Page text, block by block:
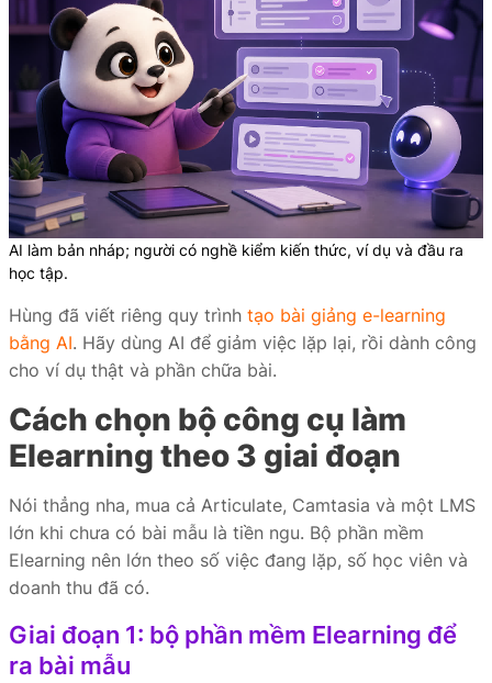
AI làm bản nháp; người có nghề kiểm kiến thức, ví dụ và đầu ra
học tập.
Hùng đã viết riêng quy trình tạo bài giảng e-learning
bằng AI. Hãy dùng AI để giảm việc lặp lại, rồi dành công
cho ví dụ thật và phần chữa bài.
Cách chọn bộ công cụ làm
Elearning theo 3 giai đoạn
Nói thẳng nha, mua cả Articulate, Camtasia và một LMS
lớn khi chưa có bài mẫu là tiền ngu. Bộ phần mềm
Elearning nên lớn theo số việc đang lặp, số học viên và
doanh thu đã có.
Giai đoạn 1: bộ phần mềm Elearning để
ra bài mẫu